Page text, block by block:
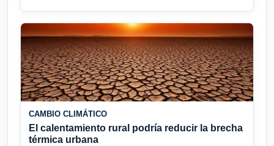
CAMBIO CLIMÁTICO
El calentamiento rural podría reducir la brecha
térmica urbana